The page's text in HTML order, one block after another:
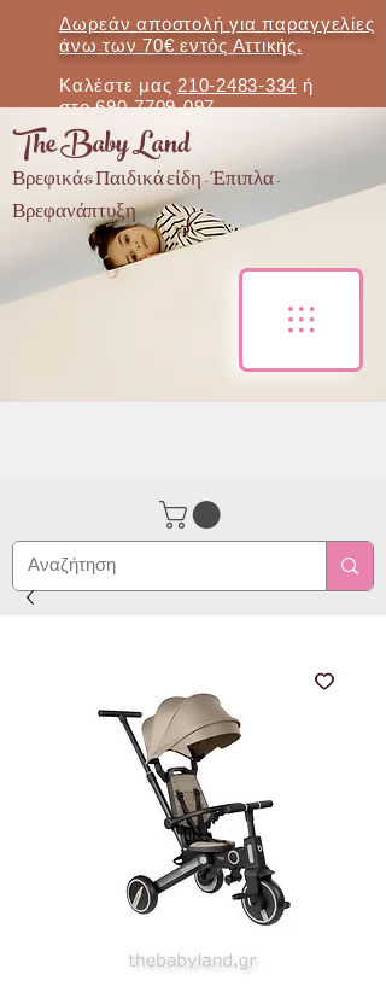
Δωρεάν αποστολή για παραγγελίες
άνω των 70€ εντός Αττικής.
Καλέστε μας 210-2483-334 ή
στο690-7709-097
The Baby Land
Βρεφικά & Παιδικά είδη - Έπιπλα -
Βρεφανάπτυξη